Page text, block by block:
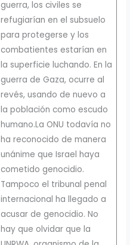
guerra, los civiles se
refugiarían en el subsuelo
para protegerse y los
combatientes estarían en
la superficie luchando. En la
guerra de Gaza, ocurre al
revés, usando de nuevo a
la población como escudo
humano.La ONU todavía no
ha reconocido de manera
unánime que Israel haya
cometido genocidio.
Tampoco el tribunal penal
internacional ha llegado a
acusar de genocidio. No
hay que olvidar que la